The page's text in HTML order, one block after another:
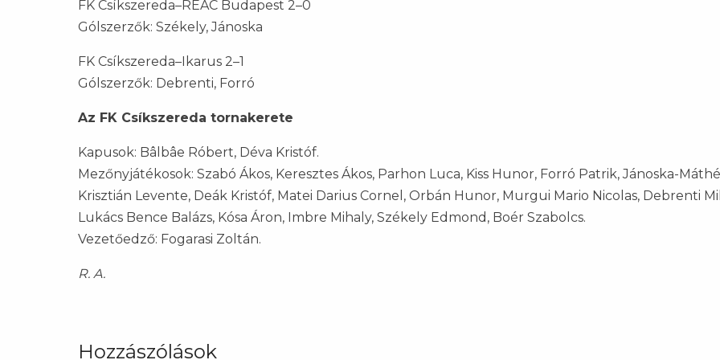
FK Csíkszereda–REAC Budapest 2–0
Gólszerzők: Székely, Jánoska
FK Csíkszereda–Ikarus 2–1
Gólszerzők: Debrenti, Forró
Az FK Csíkszereda tornakerete
Kapusok: Bâlbâe Róbert, Déva Kristóf.
Mezőnyjátékosok: Szabó Ákos, Keresztes Ákos, Parhon Luca, Kiss Hunor, Forró Patrik, Jánoska-Máthé
Krisztián Levente, Deák Kristóf, Matei Darius Cornel, Orbán Hunor, Murgui Mario Nicolas, Debrenti
Lukács Bence Balázs, Kósa Áron, Imbre Mihaly, Székely Edmond, Boér Szabolcs.
Vezetőedző: Fogarasi Zoltán.
R. A.
Hozzászólások